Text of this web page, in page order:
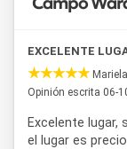
Bernardo y los
Rodeado de
confort moderno
escapada
días de
invita a disfrutar
EXCELENTE
Opinión escrita 06-
Excelente lugar,
el lugar es